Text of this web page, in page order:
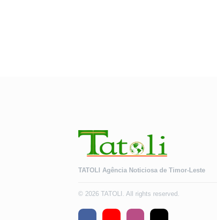
TATOLI Agência Noticiosa de Timor-Leste
© 2026 TATOLI. All rights reserved.